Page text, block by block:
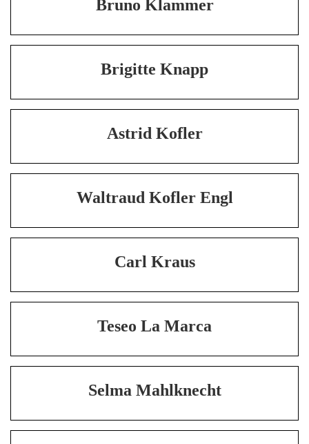
Bruno Klammer
Brigitte Knapp
Astrid Kofler
Waltraud Kofler Engl
Carl Kraus
Teseo La Marca
Selma Mahlknecht